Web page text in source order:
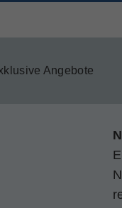
Angebote